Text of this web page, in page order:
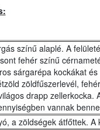
színű alaplé. A
fehér színű
sárgarépa kockákat
zöldfűszerlevél,
drapp zellerkocka.
vannak
a zöldségek átfőttek.